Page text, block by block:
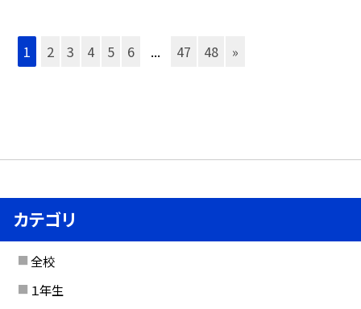
1 2 3 4 5 6 ... 47 48 »
カテゴリ
全校
１年生